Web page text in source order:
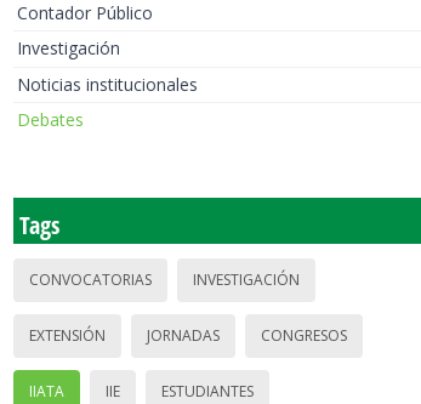
Contador Público
Investigación
Noticias institucionales
Debates
Tags
CONVOCATORIAS INVESTIGACIÓN
EXTENSIÓN JORNADAS CONGRESOS
IIATA IIE ESTUDIANTES